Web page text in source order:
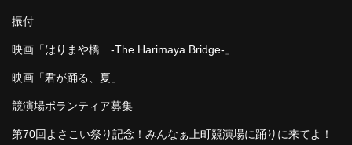
振付
映画「はりまや橋 -The Harimaya Bridge-」
映画「君が踊る、夏」
競演場ボランティア募集
第70回よさこい祭り記念！みんなぁ上町競演場に踊りに来てよ！